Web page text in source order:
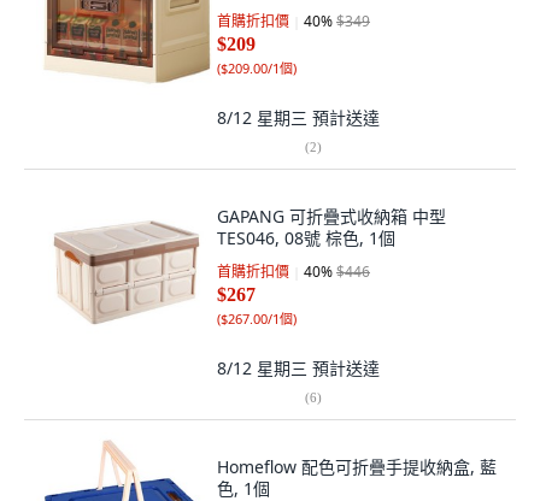
首購折扣價 40%$349
$209
($209.00/1個)
8/12 星期三 預計送達
(2)
GAPANG 可折疊式收納箱 中型
TES046, 08號 棕色, 1個
首購折扣價 40%$446
$267
($267.00/1個)
8/12 星期三 預計送達
(6)
Homeflow 配色可折疊手提收納盒, 藍
色, 1個